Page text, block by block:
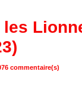
commentaire(s)